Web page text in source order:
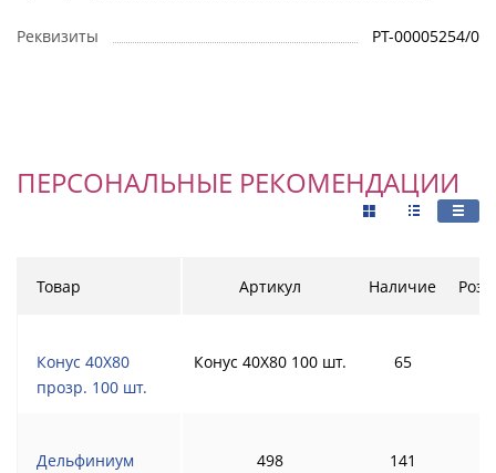
Реквизиты РТ-00005254/0
ПЕРСОНАЛЬНЫЕ РЕКОМЕНДАЦИИ
Товар
Конус 40Х80
прозр. 100 шт.
Дельфиниум
Артикул Наличие
Конус 40Х80 100 шт. 65
498 141